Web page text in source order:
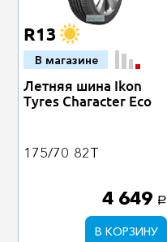
R13
В магазине
Летняя шина Ikon
Tyres Character Eco
175/70 82T
4 649 a
В КОРЗИНУ